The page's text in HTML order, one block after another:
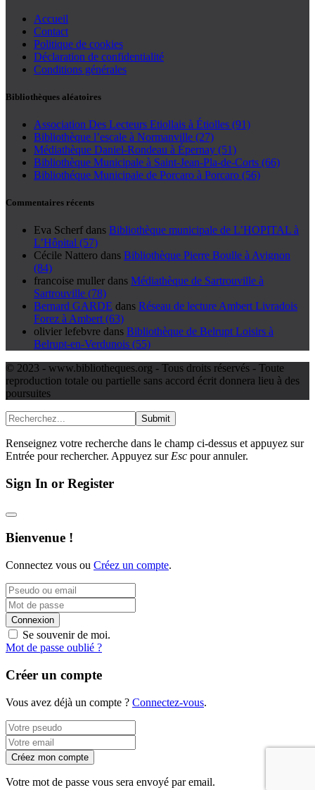
Accueil
Contact
Politique de cookies
Déclaration de confidentialité
Conditions générales
Bibliothèques aléatoires
Association Des Lecteurs Etiollais à Étiolles (91)
Bibliothèque l’escale à Normanville (27)
Médiathèque Daniel-Rondeau à Épernay (51)
Bibliothèque Municipale à Saint-Jean-Pla-de-Corts (66)
Bibliothéque Municipale de Porcaro à Porcaro (56)
Commentaires récents
Eva Scherf dans Bibliothèque municipale de L’HOPITAL à
L’Hôpital (57)
Cécile Nattero dans Bibliothèque Pierre Boulle à Avignon
(84)
francoise muller dans Médiathèque de Sartrouville à
Sartrouville (78)
Bernard GARDE dans Réseau de lecture Ambert Livradois
Forez à Ambert (63)
olivier lefebvre dans Bibliothèque de Belrupt Loisirs à
Belrupt-en-Verdunois (55)
© 2023 - www.bibliotheques.org - Tous droits réservés - Toute
reproduction totale ou partielle sans accord écrit donnera lieu à des
poursuites
Submit
Renseignez votre recherche dans le champ ci-dessus et appuyez sur
Entrée pour rechercher. Appuyez sur Esc pour annuler.
Sign In or Register
Bienvenue !
Connectez vous ou Créez un compte.
Connexion
Se souvenir de moi.
Mot de passe oublié ?
Créer un compte
Vous avez déjà un compte ? Connectez-vous.
Créez mon compte
Votre mot de passe vous sera envoyé par email.